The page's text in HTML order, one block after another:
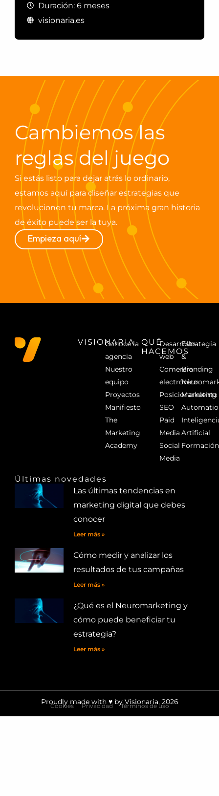
Duración: 6 meses
visionaria.es
Cambiemos las
reglas del juego
Si estás listo para dejar atrás lo ordinario,
estamos aquí para diseñar estrategias que
revolucionen tu marca. La próxima gran historia
de éxito puede ser la tuya.
Empieza aquí
VISIONARIA
Conoce la
agencia
Nuestro
equipo
Proyectos
Manifiesto
The
Marketing
Academy
QUÉ
HACEMOS
Desarrollo
web
Comercio
electrónico
Posicionamiento
SEO
Paid
Media
Social
Media
Estrategia
&
Branding
Marketing
Artificial
Formación
Últimas novedades
Las últimas tendencias en
marketing digital que debes
conocer
Leer más »
Cómo medir y analizar los
resultados de tus campañas
Leer más »
¿Qué es el Neuromarketing y
cómo puede beneficiar tu
estrategia?
Leer más »
Proudly made with ♥ by Visionaria, 2026
Cookies Privacidad Términos de uso